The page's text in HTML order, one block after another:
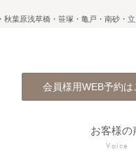
葉原浅草橋・笹塚・亀戸・南砂・
会員様用WEB予約は
お客様の
Voice